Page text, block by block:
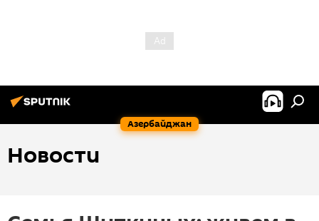
Азербайджан
Новости